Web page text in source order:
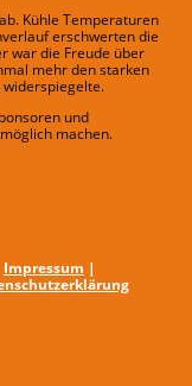
Kühle Temperaturen
erschwerten die
war die Freude über
mehr den starken
und
machen.
Impressum |